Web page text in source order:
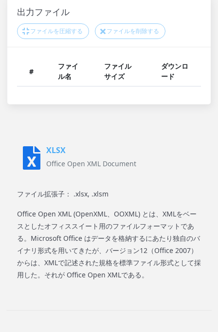
出力ファイル
ファイルを圧縮する ファイルを削除する
#
ファイ
ル名
ファイル
サイズ
ダウンロ
ード
XLSX
Office Open XML Document
ファイル拡張子： .xlsx, .xlsm
Office Open XML (OpenXML、OOXML) とは、XMLをベー
スとしたオフィススイート用のファイルフォーマットであ
る。Microsoft Office はデータを格納するにあたり独自のバ
イナリ形式を用いてきたが、バージョン12（Office 2007）
からは、XMLで記述された規格を標準ファイル形式として採
用した。それが Office Open XMLである。